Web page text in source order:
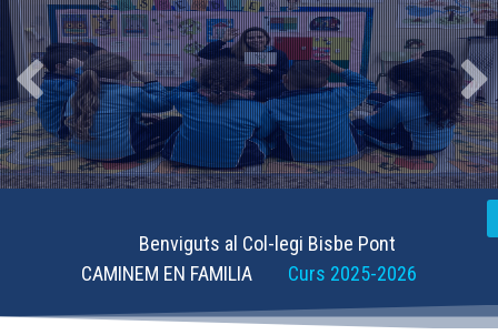
Benviguts al Col-legi Bisbe Pont
CAMINEM EN FAMILIA Curs 2025-2026